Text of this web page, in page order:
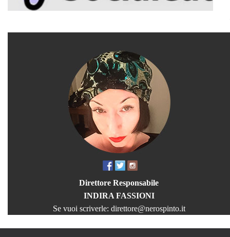
Direttore Responsabile
INDIRA FASSIONI
Se vuoi scriverle: direttore@nerospinto.it